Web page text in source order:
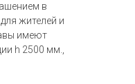
в
жителей и
имеют
h 2500 мм.,